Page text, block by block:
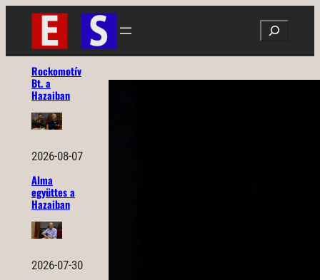
Ugrás
tartalomhoz
Search
Rockomotív
Bt. a
Hazaiban
2026-08-07
Alma
együttes a
Hazaiban
2026-07-30